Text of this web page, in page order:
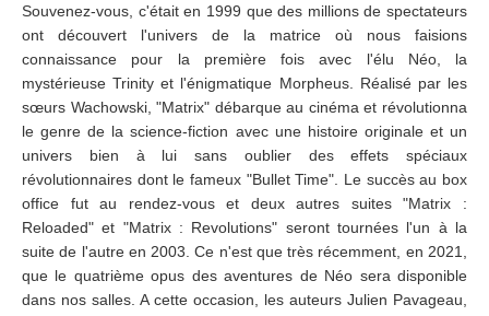
MEMBRE
Souvenez-vous, c'était en 1999 que des millions de spectateurs
ont découvert l'univers de la matrice où nous faisions
connaissance pour la première fois avec l'élu Néo, la
mystérieuse Trinity et l'énigmatique Morpheus. Réalisé par les
sœurs Wachowski, "Matrix" débarque au cinéma et révolutionna
le genre de la science-fiction avec une histoire originale et un
univers bien à lui sans oublier des effets spéciaux
révolutionnaires dont le fameux "Bullet Time". Le succès au box
office fut au rendez-vous et deux autres suites "Matrix :
Reloaded" et "Matrix : Revolutions" seront tournées l'un à la
suite de l'autre en 2003. Ce n'est que très récemment, en 2021,
que le quatrième opus des aventures de Néo sera disponible
dans nos salles. A cette occasion, les auteurs Julien Pavageau,